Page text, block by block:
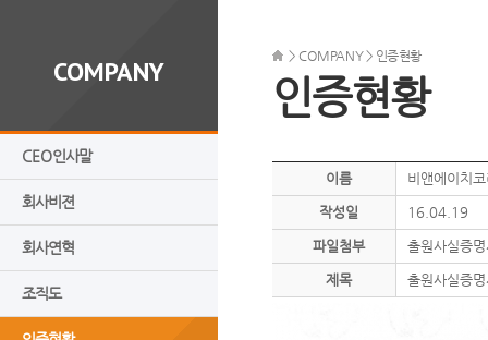
회사연혁
오시는 길
COMPANY
CEO인사말
회사비젼
회사연혁
조직도
> COMPANY> 인증현황
인증현황
이름 비앤에이치
작성일 16.04.19
파일첨부 출원사실증
제목 출원사실증